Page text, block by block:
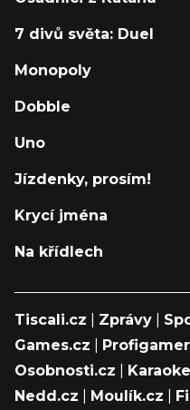
7 divů světa: Duel
Monopoly
Dobble
Uno
Jízdenky, prosím!
Krycí jména
Na křídlech
Tiscali.cz Zprávy
Games.cz
Osobnosti.cz
Nedd.cz
Moulík.cz